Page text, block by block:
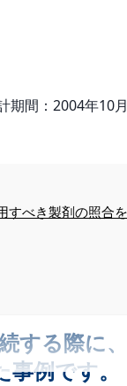
期間：2004年10
すべき製剤の照合
する際に
例です。